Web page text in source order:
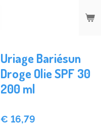
Uriage Bariésun
Droge Olie SPF 30
200 ml
€ 16,79